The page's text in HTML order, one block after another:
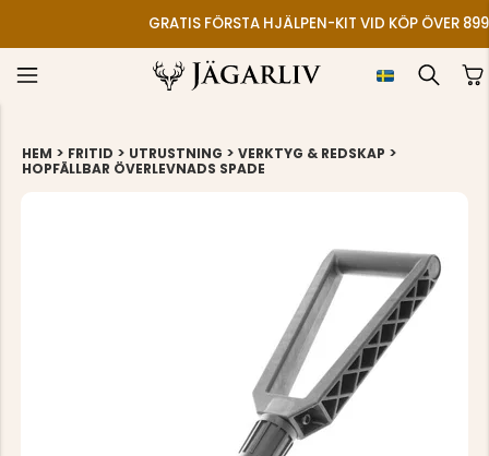
GRATIS FÖRSTA HJÄLPEN-KIT VID KÖP ÖVER
HEM > FRITID > UTRUSTNING > VERKTYG & REDSKAP >
HOPFÄLLBAR ÖVERLEVNADS SPADE